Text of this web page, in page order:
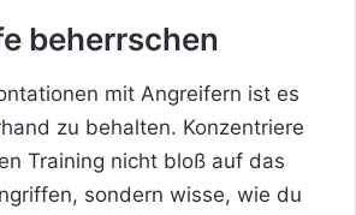
beherrschen
mit Angreifern ist es
zu behalten. Konzentriere
Training nicht bloß auf das
sondern wisse, wie du